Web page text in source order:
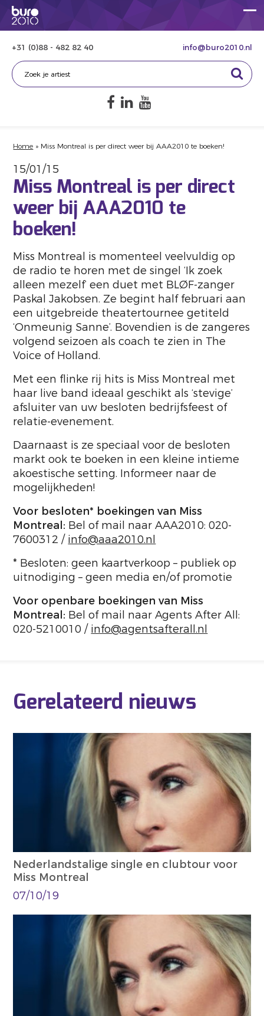
+31 (0)88 - 482 82 40 info@buro2010.nl
Home » Miss Montreal is per direct weer bij AAA2010 te boeken!
15/01/15
Miss Montreal is per direct
weer bij AAA2010 te
boeken!
Miss Montreal is momenteel veelvuldig op
de radio te horen met de singel ‘Ik zoek
alleen mezelf’ een duet met BLØF-zanger
Paskal Jakobsen. Ze begint half februari aan
een uitgebreide theatertournee getiteld
‘Onmeunig Sanne’. Bovendien is de zangeres
volgend seizoen als coach te zien in The
Voice of Holland.
Met een flinke rij hits is Miss Montreal met
haar live band ideaal geschikt als ‘stevige’
afsluiter van uw besloten bedrijfsfeest of
relatie-evenement.
Daarnaast is ze speciaal voor de besloten
markt ook te boeken in een kleine intieme
akoestische setting. Informeer naar de
mogelijkheden!
Voor besloten* boekingen van Miss
Montreal: Bel of mail naar AAA2010: 020-
7600312 / info@aaa2010.nl
* Besloten: geen kaartverkoop – publiek op
uitnodiging – geen media en/of promotie
Voor openbare boekingen van Miss
Montreal: Bel of mail naar Agents After All:
020-5210010 / info@agentsafterall.nl
Gerelateerd nieuws
Nederlandstalige single en clubtour voor
Miss Montreal
07/10/19